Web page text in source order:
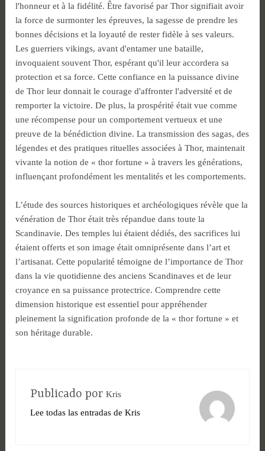
l'honneur et à la fidélité. Être favorisé par Thor signifiait avoir
la force de surmonter les épreuves, la sagesse de prendre les
bonnes décisions et la loyauté de rester fidèle à ses valeurs.
Les guerriers vikings, avant d'entamer une bataille,
invoquaient souvent Thor, espérant qu'il leur accordera sa
protection et sa force. Cette confiance en la puissance divine
de Thor leur donnait le courage d'affronter l'adversité et de
remporter la victoire. De plus, la prospérité était vue comme
une récompense pour un comportement vertueux et une
preuve de la bénédiction divine. La transmission des sagas, des
légendes et des pratiques rituelles associées à Thor, maintenait
vivante la notion de « thor fortune » à travers les générations,
influençant profondément les mentalités et les comportements.
L’étude des sources historiques et archéologiques révèle que la
vénération de Thor était très répandue dans toute la
Scandinavie. Des temples lui étaient dédiés, des sacrifices lui
étaient offerts et son image était omniprésente dans l’art et
l’artisanat. Cette popularité témoigne de l’importance de Thor
dans la vie quotidienne des anciens Scandinaves et de leur
croyance en sa puissance protectrice. Comprendre cette
dimension historique est essentiel pour appréhender
pleinement la signification profonde de la « thor fortune » et
son héritage durable.
Publicado porKris
Lee todas las entradas de Kris